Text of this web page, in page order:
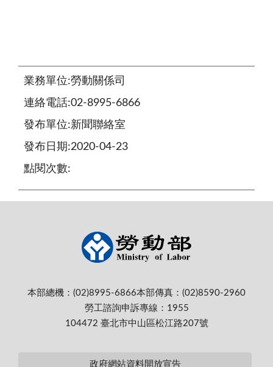
業務單位:勞動關係司
連絡電話:02-8995-6866
發布單位:新聞聯絡室
發布日期:2020-04-23
點閱次數:
本部總機：(02)8995-6866本部傳真：(02)8590-2960
勞工諮詢申訴專線：1955
104472 臺北市中山區松江路207號
政府網站資料開放宣告